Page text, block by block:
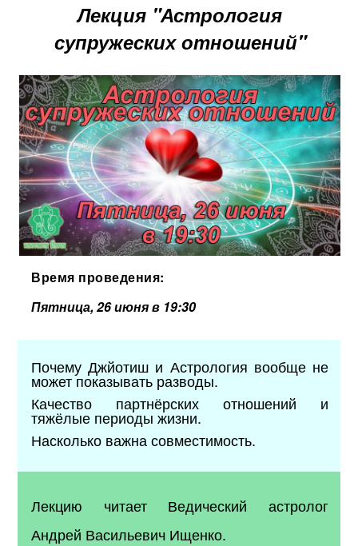
Лекция "Астрология
супружеских отношений"
Время проведения:
Пятница, 26 июня в 19:30
Почему Джйотиш и Астрология вообще не
может показывать разводы.
Качество партнёрских отношений и
тяжёлые периоды жизни.
Насколько важна совместимость.
Лекцию читает Ведический астролог
Андрей Васильевич Ищенко.